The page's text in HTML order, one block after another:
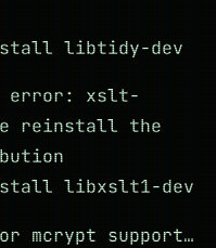
libtidy-dev
error: xslt-
reinstall the
libxslt1-dev
mcrypt support…